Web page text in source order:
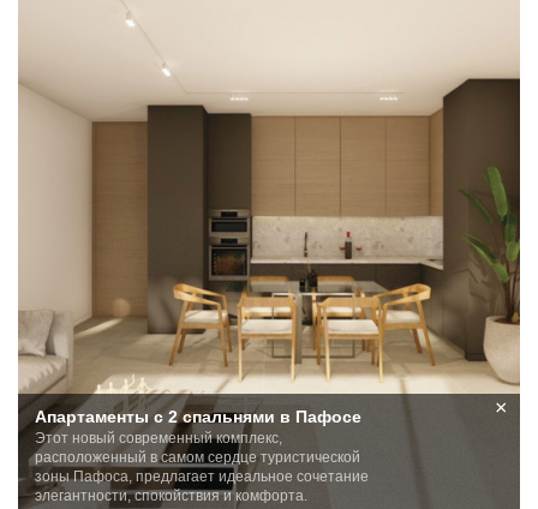
Апартаменты с 2 спальнями в Пафосе
Этот новый современный комплекс,
расположенный в самом сердце туристической
зоны Пафоса, предлагает идеальное сочетание
элегантности, спокойствия и комфорта.
×